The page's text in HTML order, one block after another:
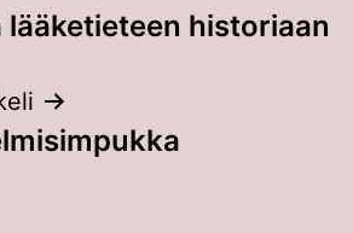
lääketieteen historiaan